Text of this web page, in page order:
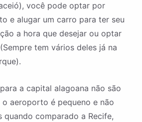
você pode optar por
e alugar um carro para ter seu
a hora que desejar ou optar
tem vários deles já na
a capital alagoana não são
aeroporto é pequeno e não
quando comparado a Recife,